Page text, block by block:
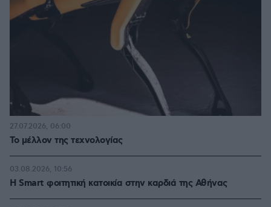
Το μέλλον της τεχνολογίας
27.07.2026, 06:00
Η Smart φοιτητική κατοικία στην καρδιά της Αθήνας
03.08.2026, 10:56